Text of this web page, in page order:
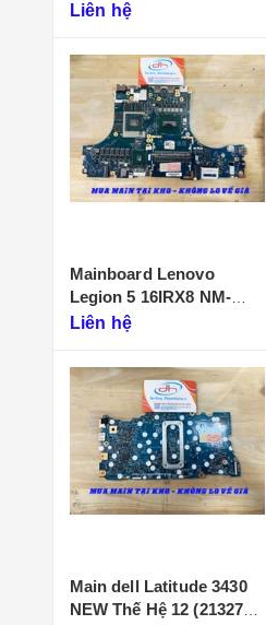
Liên hệ
Mainboard Lenovo
Legion 5 16IRX8 NM-
F901
Liên hệ
Main dell Latitude 3430
NEW Thế Hệ 12 (213274-